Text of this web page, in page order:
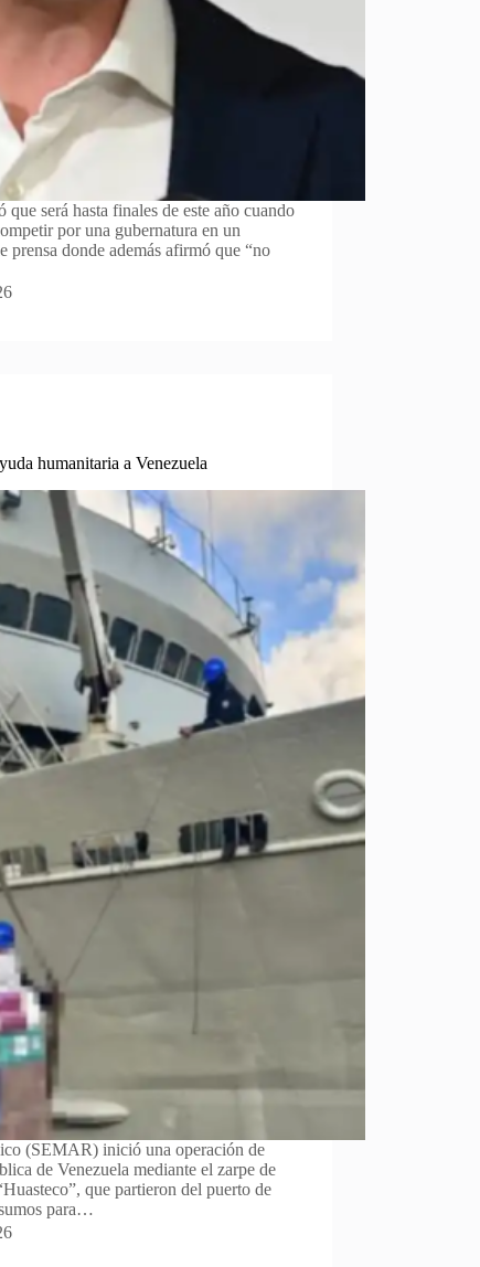
será hasta finales de este año cuando
por una gubernatura en un
prensa donde además afirmó que “no
humanitaria a Venezuela
(SEMAR) inició una operación de
de Venezuela mediante el zarpe de
que partieron del puerto de
para…